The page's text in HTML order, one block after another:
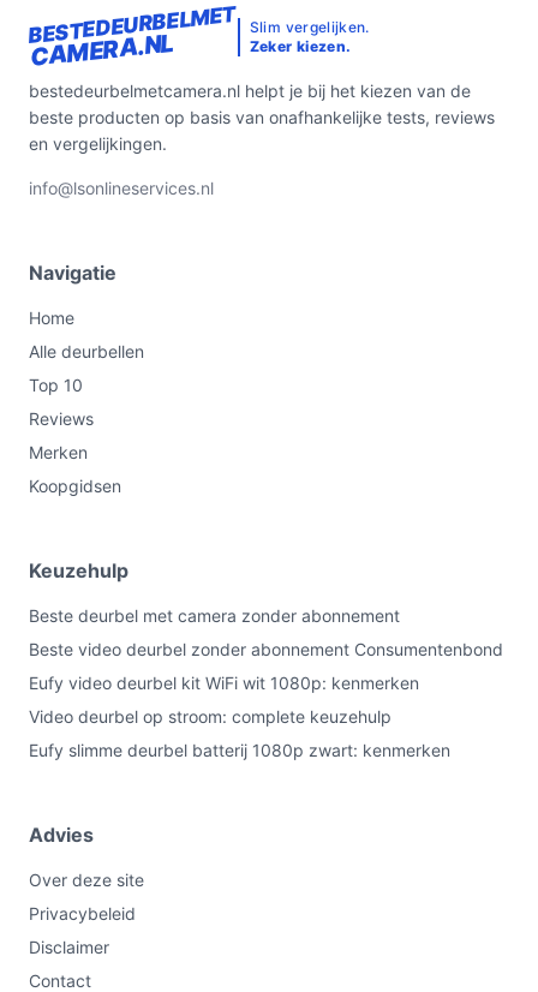
BESTEDEURBELMET
CAMERA.NL
Slim vergelijken.
Zeker kiezen.
bestedeurbelmetcamera.nl helpt je bij het kiezen van de
beste producten op basis van onafhankelijke tests, reviews
en vergelijkingen.
info@lsonlineservices.nl
Navigatie
Home
Alle deurbellen
Top 10
Reviews
Merken
Koopgidsen
Keuzehulp
Beste deurbel met camera zonder abonnement
Beste video deurbel zonder abonnement Consumentenbond
Eufy video deurbel kit WiFi wit 1080p: kenmerken
Video deurbel op stroom: complete keuzehulp
Eufy slimme deurbel batterij 1080p zwart: kenmerken
Advies
Over deze site
Privacybeleid
Disclaimer
Contact